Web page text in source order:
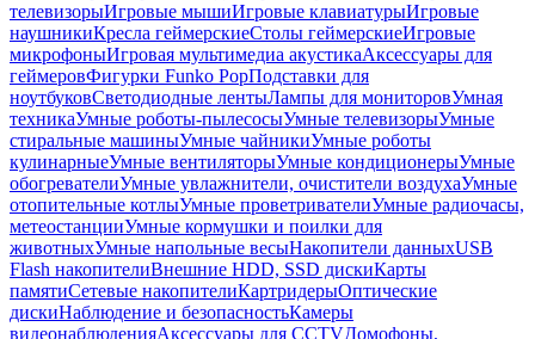
телевизорыИгровые мышиИгровые клавиатурыИгровые
наушникиКресла геймерскиеСтолы геймерскиеИгровые
микрофоныИгровая мультимедиа акустикаАксессуары для
геймеровФигурки Funko PopПодставки для
ноутбуковСветодиодные лентыЛампы для мониторовУмная
техникаУмные роботы-пылесосыУмные телевизорыУмные
стиральные машиныУмные чайникиУмные роботы
кулинарныеУмные вентиляторыУмные кондиционерыУмные
обогревателиУмные увлажнители, очистители воздухаУмные
отопительные котлыУмные проветривателиУмные радиочасы,
метеостанцииУмные кормушки и поилки для
животныхУмные напольные весыНакопители данныхUSB
Flash накопителиВнешние HDD, SSD дискиКарты
памятиСетевые накопителиКартридерыОптические
дискиНаблюдение и безопасностьКамеры
видеонаблюденияАксессуары для CCTVДомофоны,